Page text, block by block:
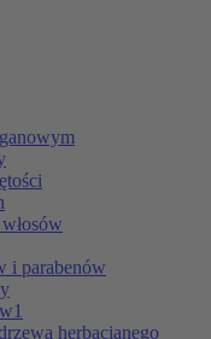
i parabenów
herbacianego